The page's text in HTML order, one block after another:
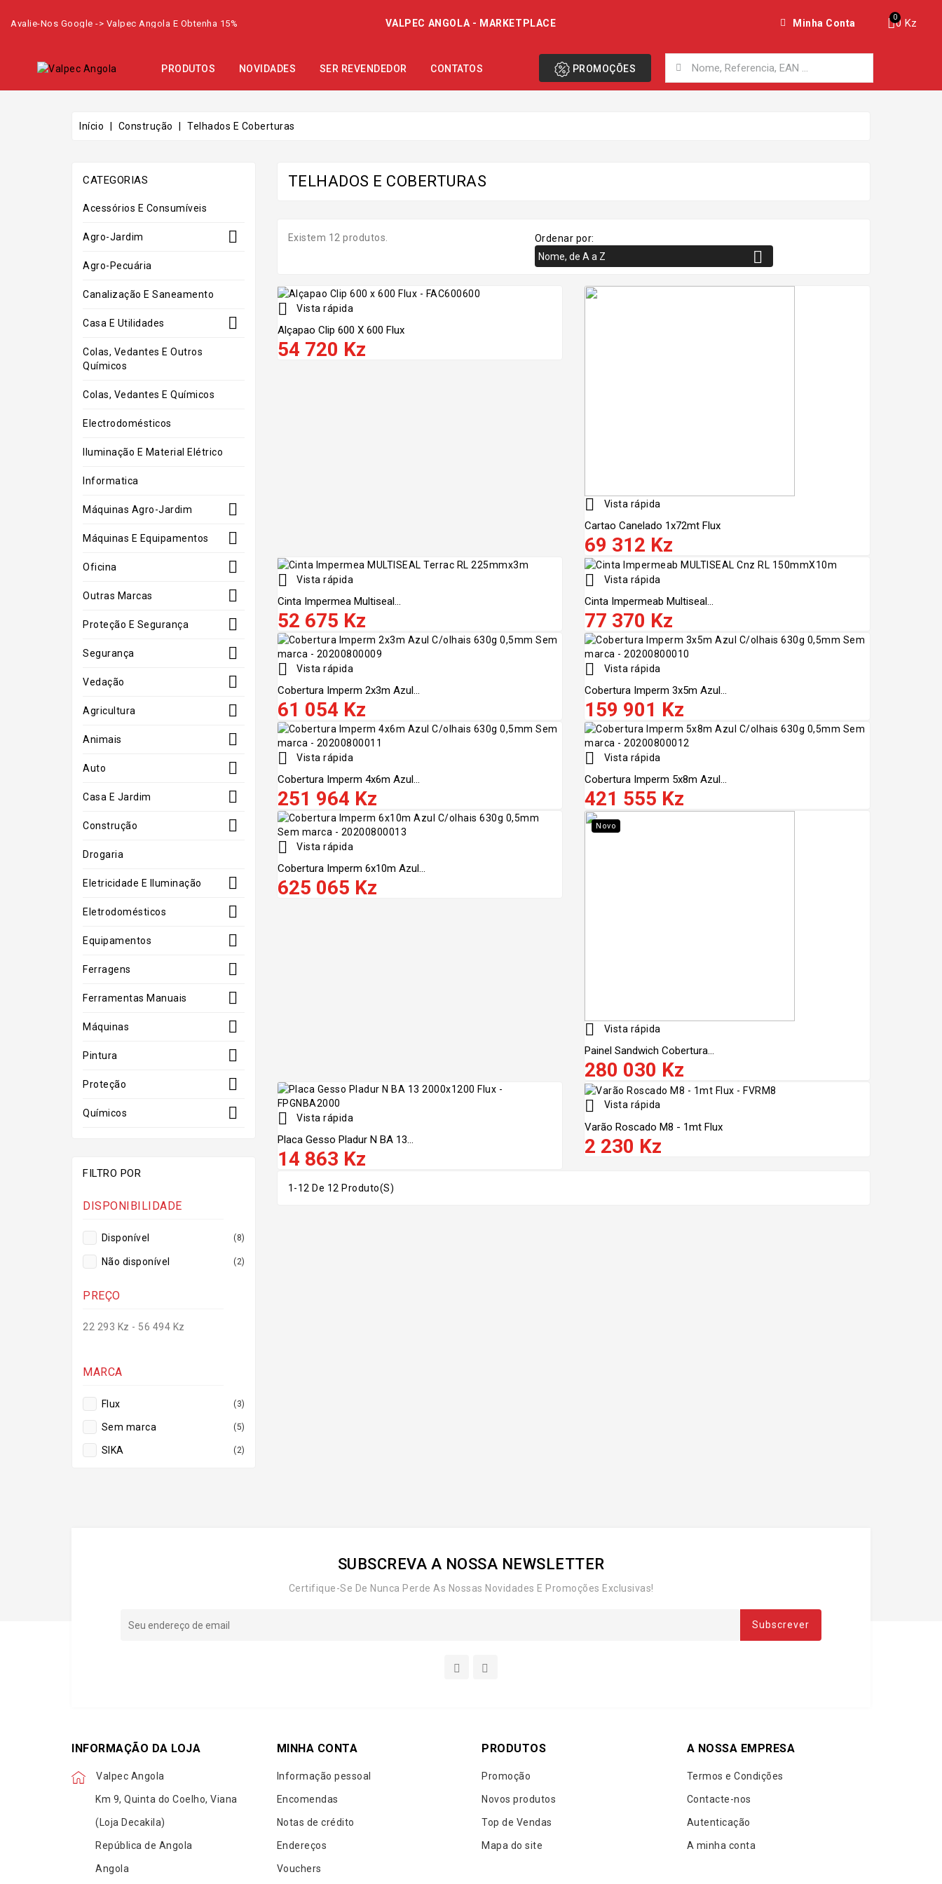
Avalie-Nos Google -> Valpec Angola E Obtenha 15% VALPEC ANGOLA - MARKETPLACE Minha Conta 0 Kz
PRODUTOS NOVIDADES SER REVENDEDOR CONTATOS PROMOÇÕES
Início Construção Telhados E Coberturas
CATEGORIAS
Acessórios E Consumíveis
Agro-Jardim 
Agro-Pecuária
Canalização E Saneamento
Casa E Utilidades 
Colas, Vedantes E Outros
Químicos
Colas, Vedantes E Químicos
Electrodomésticos
Iluminação E Material Elétrico
Informatica
Máquinas Agro-Jardim 
Máquinas E Equipamentos 
Oficina 
Outras Marcas 
Proteção E Segurança 
Segurança 
Vedação 
Agricultura 
Animais 
Auto 
Casa E Jardim 
Construção 
Drogaria
Eletricidade E Iluminação 
Eletrodomésticos 
Equipamentos 
Ferragens 
Ferramentas Manuais 
Máquinas 
Pintura 
Proteção 
Químicos 
FILTRO POR
DISPONIBILIDADE
Disponível (8)
Não disponível (2)
PREÇO
22 293 Kz - 56 494 Kz
MARCA
Flux (3)
Sem marca (5)
SIKA (2)
TELHADOS E COBERTURAS
Existem 12 produtos.
Ordenar por:
Nome, de A a Z

 Vista rápida
Alçapao Clip 600 X 600 Flux
54 720 Kz
 Vista rápida
Cartao Canelado 1x72mt Flux
69 312 Kz
 Vista rápida
Cinta Impermea Multiseal...
52 675 Kz
 Vista rápida
Cinta Impermeab Multiseal...
77 370 Kz
 Vista rápida
Cobertura Imperm 2x3m Azul...
61 054 Kz
 Vista rápida
Cobertura Imperm 3x5m Azul...
159 901 Kz
 Vista rápida
Cobertura Imperm 4x6m Azul...
251 964 Kz
 Vista rápida
Cobertura Imperm 5x8m Azul...
421 555 Kz
 Vista rápida
Cobertura Imperm 6x10m Azul...
625 065 Kz
 Vista rápida
Painel Sandwich Cobertura...
280 030 Kz
Novo
 Vista rápida
Placa Gesso Pladur N BA 13...
14 863 Kz
 Vista rápida
Varão Roscado M8 - 1mt Flux
2 230 Kz
1-12 De 12 Produto(s)
SUBSCREVA A NOSSA NEWSLETTER
Certifique-Se De Nunca Perde As Nossas Novidades E Promoções Exclusivas!
INFORMAÇÃO DA LOJA
Valpec Angola
Km 9, Quinta do Coelho, Viana
(Loja Decakila)
República de Angola
Angola
MINHA CONTA
Informação pessoal
Encomendas
Notas de crédito
Endereços
Vouchers
PRODUTOS
Promoção
Novos produtos
Top de Vendas
Mapa do site
A NOSSA EMPRESA
Termos e Condições
Contacte-nos
Autenticação
A minha conta